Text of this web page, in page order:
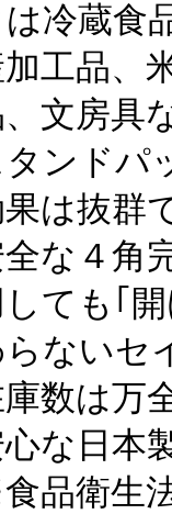
は冷蔵食
加工品、
文房具
タンドパ
は抜群
な４角
しても｢
らないセ
数は万
な日本
品衛生